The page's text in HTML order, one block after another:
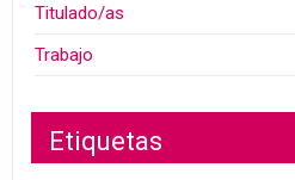
Titulado/as
Trabajo
Etiquetas